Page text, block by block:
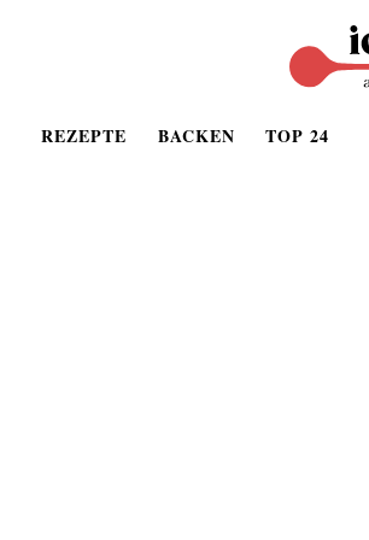
REZEPTE BACKEN TOP 24